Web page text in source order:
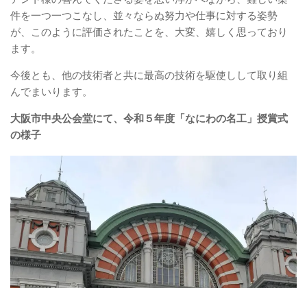
件を一つ一つこなし、並々ならぬ努力や仕事に対する姿勢
が、このように評価されたことを、大変、嬉しく思っており
ます。
今後とも、他の技術者と共に最高の技術を駆使しして取り組
んでまいります。
大阪市中央公会堂にて、令和５年度「なにわの名工」授賞式
の様子